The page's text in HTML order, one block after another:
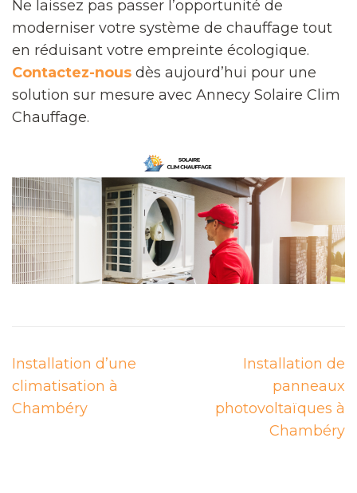
Ne laissez pas passer l’opportunité de
moderniser votre système de chauffage tout
en réduisant votre empreinte écologique.
Contactez-nous dès aujourd’hui pour une
solution sur mesure avec Annecy Solaire Clim
Chauffage.
Navigation
de
l’article
Installation d’une
climatisation à
Chambéry
Installation de
panneaux
photovoltaïques à
Chambéry